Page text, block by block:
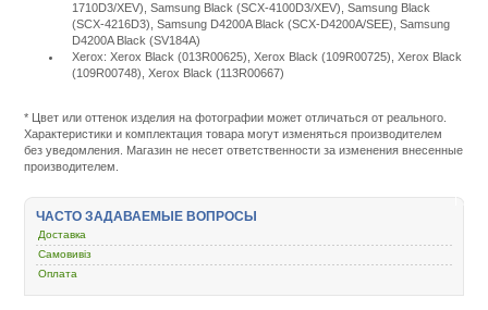
1710D3/XEV), Samsung Black (SCX-4100D3/XEV), Samsung Black
(SCX-4216D3), Samsung D4200A Black (SCX-D4200A/SEE), Samsung
D4200A Black (SV184A)
Xerox: Xerox Black (013R00625), Xerox Black (109R00725), Xerox Black
(109R00748), Xerox Black (113R00667)
zapchasti-
k-
printeram-
scx-
* Цвет или оттенок изделия на фотографии может отличаться от реального.
Характеристики и комплектация товара могут изменяться производителем
без уведомления. Магазин не несет ответственности за изменения внесенные
производителем.
ЧАСТО ЗАДАВАЕМЫЕ ВОПРОСЫ
Доставка
Самовивіз
Оплата